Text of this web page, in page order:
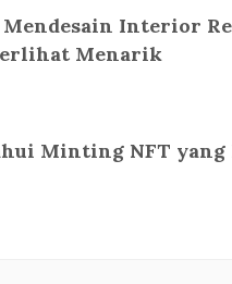
Mendesain Interior
Menarik
Minting NFT